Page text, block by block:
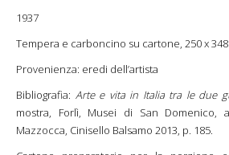
1937
Tempera e carboncino su cartone, 250 x
Provenienza: eredi dell’artista
Bibliografia: Arte e vita in Italia tra le due
mostra, Forlì, Musei di San Domenico,
Mazzocca, Cinisello Balsamo 2013, p. 185.